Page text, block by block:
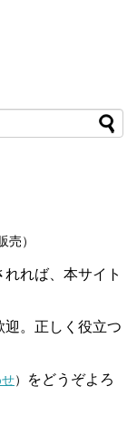
売）
れば、本サイト
迎。正しく役立つ
）
をどうぞよろ